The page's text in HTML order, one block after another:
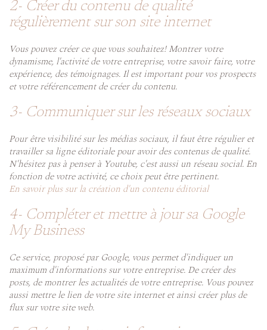
2- Créer du contenu de qualité
régulièrement sur son site internet
Vous pouvez créer ce que vous souhaitez! Montrer votre
dynamisme, l'activité de votre entreprise, votre savoir faire, votre
expérience, des témoignages. Il est important pour vos prospects
et votre référencement de créer du contenu.
3- Communiquer sur les réseaux sociaux
Pour être visibilité sur les médias sociaux, il faut être régulier et
travailler sa ligne éditoriale pour avoir des contenus de qualité.
N'hésitez pas à penser à Youtube, c'est aussi un réseau social. En
fonction de votre activité, ce choix peut être pertinent.
En savoir plus sur la création d'un contenu éditorial
4- Compléter et mettre à jour sa Google
My Business
Ce service, proposé par Google, vous permet d'indiquer un
maximum d'informations sur votre entreprise. De créer des
posts, de montrer les actualités de votre entreprise. Vous pouvez
aussi mettre le lien de votre site internet et ainsi créer plus de
flux sur votre site web.